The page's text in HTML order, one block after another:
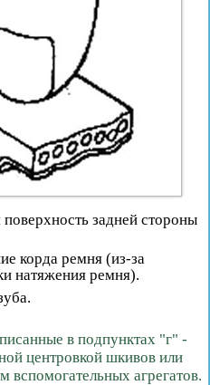
задней стороны
корда ремня (из-за
натяжения ремня).
в подпунктах "г" -
центровкой шкивов или
вспомогательных агрегатов.